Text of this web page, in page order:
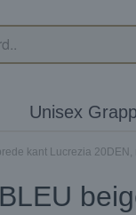
Unisex
kant Lucrezia 20DEN,